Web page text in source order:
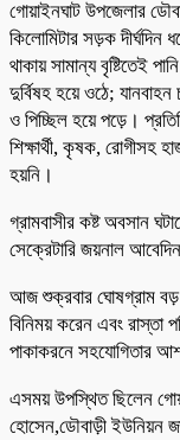
গোয়াইনঘাট উপজেলার
কিলোমিটার সড়ক
থাকায় সামান্য বৃষ্টিতেই
দুর্বিষহ হয়ে ওঠে;
ও পিচ্ছিল হয়ে পড়ে।
শিক্ষার্থী, কৃষক, রোগীসহ
হয়নি।
গ্রামবাসীর কষ্ট অবসান
সেক্রেটারি জয়নাল
আজ শুক্রবার ঘোষগ্রাম বড়
বিনিময় করেন এবং রাস্তা
পাকাকরনে সহযোগিতার
এসময় উপস্থিত ছিলেন
হোসেন,ডৌবাড়ী ইউনিয়ন